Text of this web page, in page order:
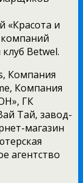
«Красота и
Betwel.
Компания
Компания
ГК
Тай, завод-
магазин
агентство